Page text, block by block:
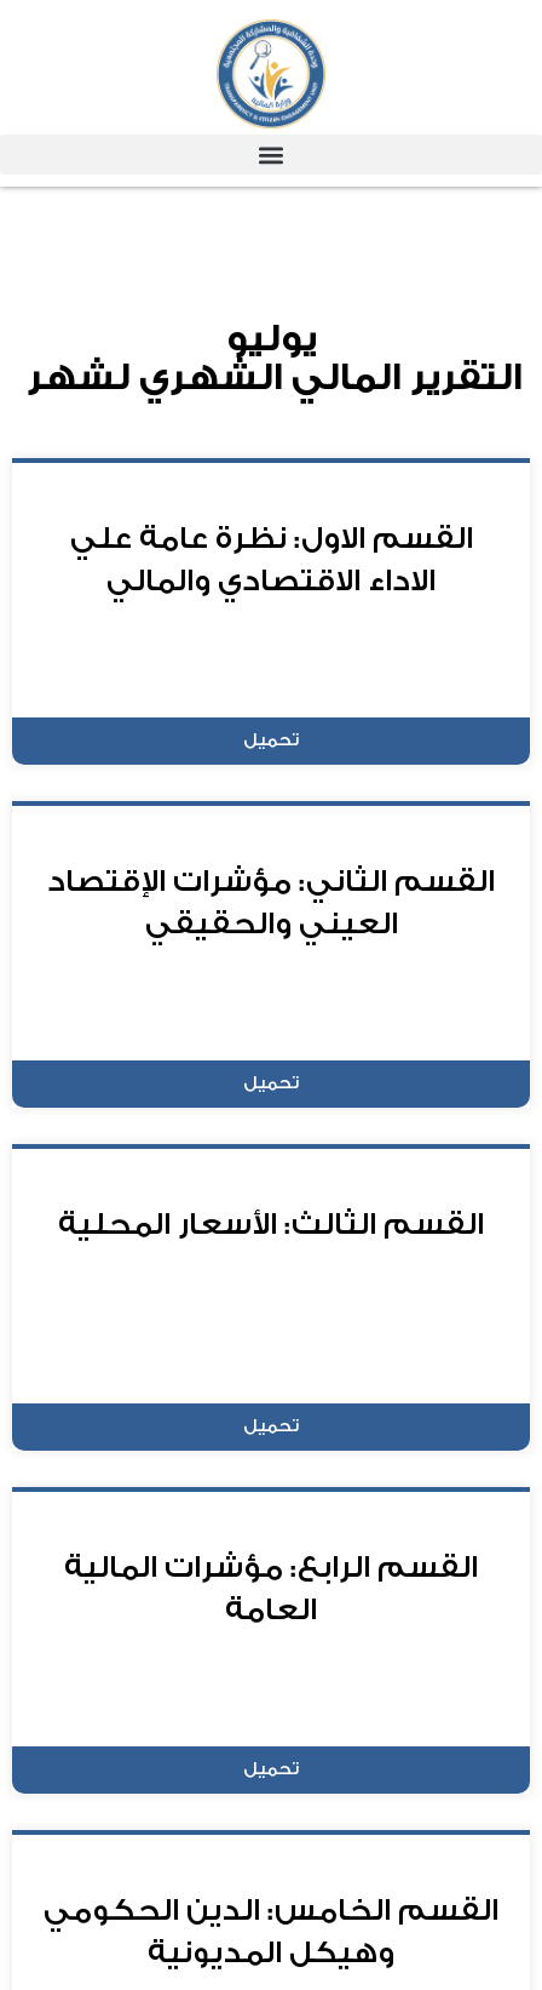
يوليو
التقرير المالي الشهري لشهر
القسم الاول: نظرة عامة علي
الاداء الاقتصادي والمالي
تحميل
القسم الثاني: مؤشرات الإقتصاد
العيني والحقيقي
تحميل
القسم الثالث: الأسعار المحلية
تحميل
القسم الرابع: مؤشرات المالية
العامة
تحميل
القسم الخامس: الدين الحكومي
وهيكل المديونية